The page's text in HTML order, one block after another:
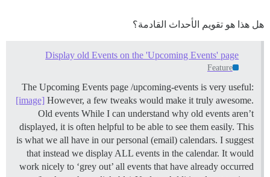
هل هذا هو تقويم الأحداث القادمة؟
Display old Events on the 'Upcoming Events' page
Feature
The Upcoming Events page /upcoming-events is very useful:
[image] However, a few tweaks would make it truly awesome.
Old events While I can understand why old events aren’t
displayed, it is often helpful to be able to see them easily. This
is what we all have in our personal (email) calendars. I suggest
that instead we display ALL events in the calendar. It would
work nicely to ‘grey out’ all events that have already occurred